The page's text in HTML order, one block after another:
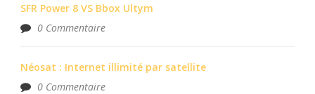
SFR Power 8 VS Bbox Ultym
0 Commentaire
Néosat : Internet illimité par satellite
0 Commentaire